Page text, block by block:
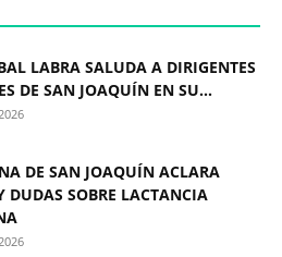
LABRA SALUDA A DIRIGENTES
DE SAN JOAQUÍN EN SU...
DE SAN JOAQUÍN ACLARA
DUDAS SOBRE LACTANCIA